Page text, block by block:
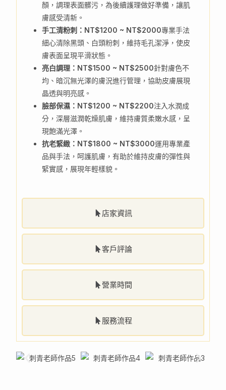
店家資訊
客戶評論
營業時間
服務流程
顏，調理表面髒污，為後續護理做好準備，讓肌
膚感受清新。
手工清粉刺：NT$1200 ~ NT$2000專業手法
細心清除黑頭、白頭粉刺，維持毛孔潔淨，使皮
膚表面呈現平滑狀態。
亮白調理：NT$1500 ~ NT$2500針對膚色不
均、暗沉無光澤的膚況進行管理，協助皮膚展現
晶透與明亮感。
臉部保濕：NT$1200 ~ NT$2200注入水潤成
分，深層滋潤乾燥肌膚，維持膚質柔嫩水感，呈
現飽滿光澤。
抗老緊緻：NT$1800 ~ NT$3000運用專業產
品與手法，呵護肌膚，有助於維持皮膚的彈性與
緊實感，展現年輕樣貌。